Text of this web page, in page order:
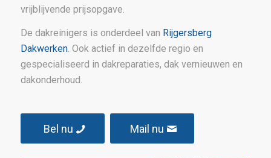
vrijblijvende prijsopgave.
De dakreinigers is onderdeel van Rijgersberg
Dakwerken. Ook actief in dezelfde regio en
gespecialiseerd in dakreparaties, dak vernieuwen en
dakonderhoud.
Bel nu Mail nu